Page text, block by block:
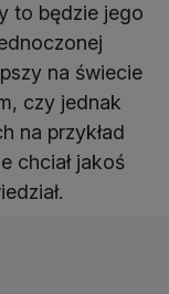
to będzie jego
na świecie
czy jednak
na przykład
chciał jakoś